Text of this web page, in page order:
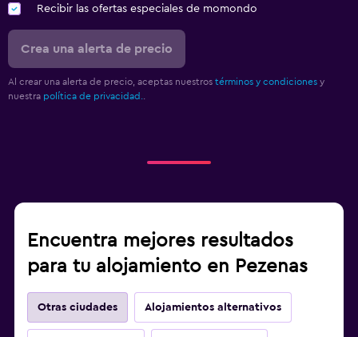
Recibir las ofertas especiales de momondo
Crea una alerta de precio
Al crear una alerta de precio, aceptas nuestros términos y condiciones y
nuestra política de privacidad.
Encuentra mejores resultados
para tu alojamiento en Pezenas
Otras ciudades Alojamientos alternativos